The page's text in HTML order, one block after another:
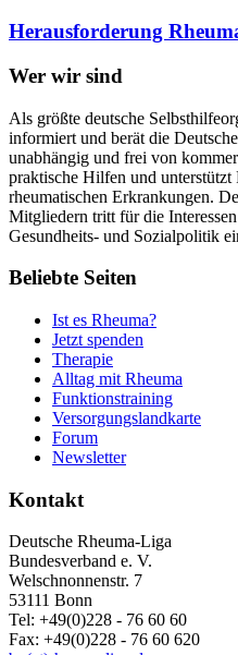
Herausforderung
Wer wir sind
Als größte deutsche
informiert und berät die
unabhängig und frei von
praktische Hilfen und unterstützt
rheumatischen Erkrankungen.
Mitgliedern tritt für die
Gesundheits- und Sozialpolitik
Beliebte Seiten
Ist es Rheuma?
Jetzt spenden
Therapie
Alltag mit Rheuma
Funktionstraining
Versorgungslandkarte
Forum
Newsletter
Kontakt
Deutsche Rheuma-Liga
Bundesverband e. V.
Welschnonnenstr. 7
53111 Bonn
Tel: +49(0)228 - 76 60 60
Fax: +49(0)228 - 76 60 620